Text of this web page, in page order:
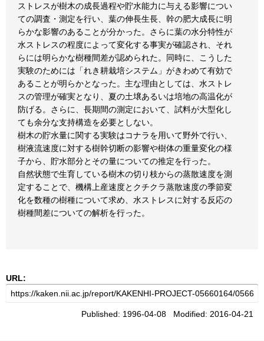
ストレスが樹木の成長過程や貯水能力に与える影響につい
ての調査・測定を行い、葉の伸長生長、幹の肥大成長に明
らかな影響のあることが分かった。さらに葉の水分特性が
水ストレスの程度によって変化する事実が確認され、それ
らには明らかな樹種間差が認められた。同時に、こうした
実験のためには「れき耕栽培システム」がきわめて有効で
あることが明らかとなった。主な理由としては、水ストレ
スの管理が確実となり、夏の土壌あるいは培地の高温化が
防げる。さらに、長期間の測定において、試料が大型化し
ても余分な支持構造を必要としない。
樹木の貯水量に関する実験はコナラを用いて野外で行い、
樹液流速度に対する樹幹切断の影響や樹体の重量変化の様
子から、貯水部分とその量についての推定を行った。
自然状態で生育している樹木の切り枝からの蒸散速度を測
定することで、機構上産速度とクチクラ蒸散速度の季節変
化を数種の樹種について求め、水ストレスに対する反応の
樹種間差についての解析を行った。
URL:
Published: 1996-04-08 Modified: 2016-04-21